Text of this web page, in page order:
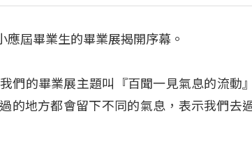
屆畢業生的畢業展揭開序幕。
們的畢業展主題叫『百聞一見氣息的流動
的地方都會留下不同的氣息，表示我們去